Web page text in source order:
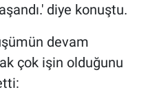
diye konuştu.
devam
çok işin olduğunu